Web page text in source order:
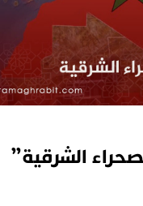
الشرقية”